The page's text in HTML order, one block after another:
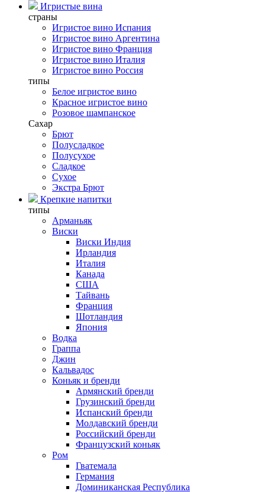
Игристые вина
страны
Игристое вино Испания
Игристое вино Аргентина
Игристое вино Франция
Игристое вино Италия
Игристое вино Россия
типы
Белое игристое вино
Красное игристое вино
Розовое шампанское
Сахар
Брют
Полусладкое
Полусухое
Сладкое
Сухое
Экстра Брют
Крепкие напитки
типы
Арманьяк
Виски
Виски Индия
Ирландия
Италия
Канада
США
Тайвань
Франция
Шотландия
Япония
Водка
Граппа
Джин
Кальвадос
Коньяк и бренди
Армянский бренди
Грузинский бренди
Испанский бренди
Молдавский бренди
Российский бренди
Французский коньяк
Ром
Гватемала
Германия
Доминиканская Республика